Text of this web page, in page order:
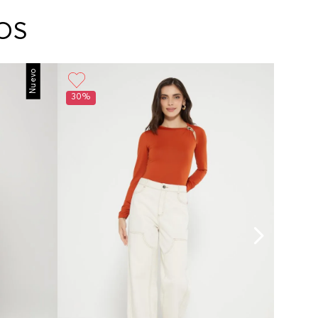
los pasos a seguir y posteriormente
la recogida del producto en la dirección
Nuevo
30%